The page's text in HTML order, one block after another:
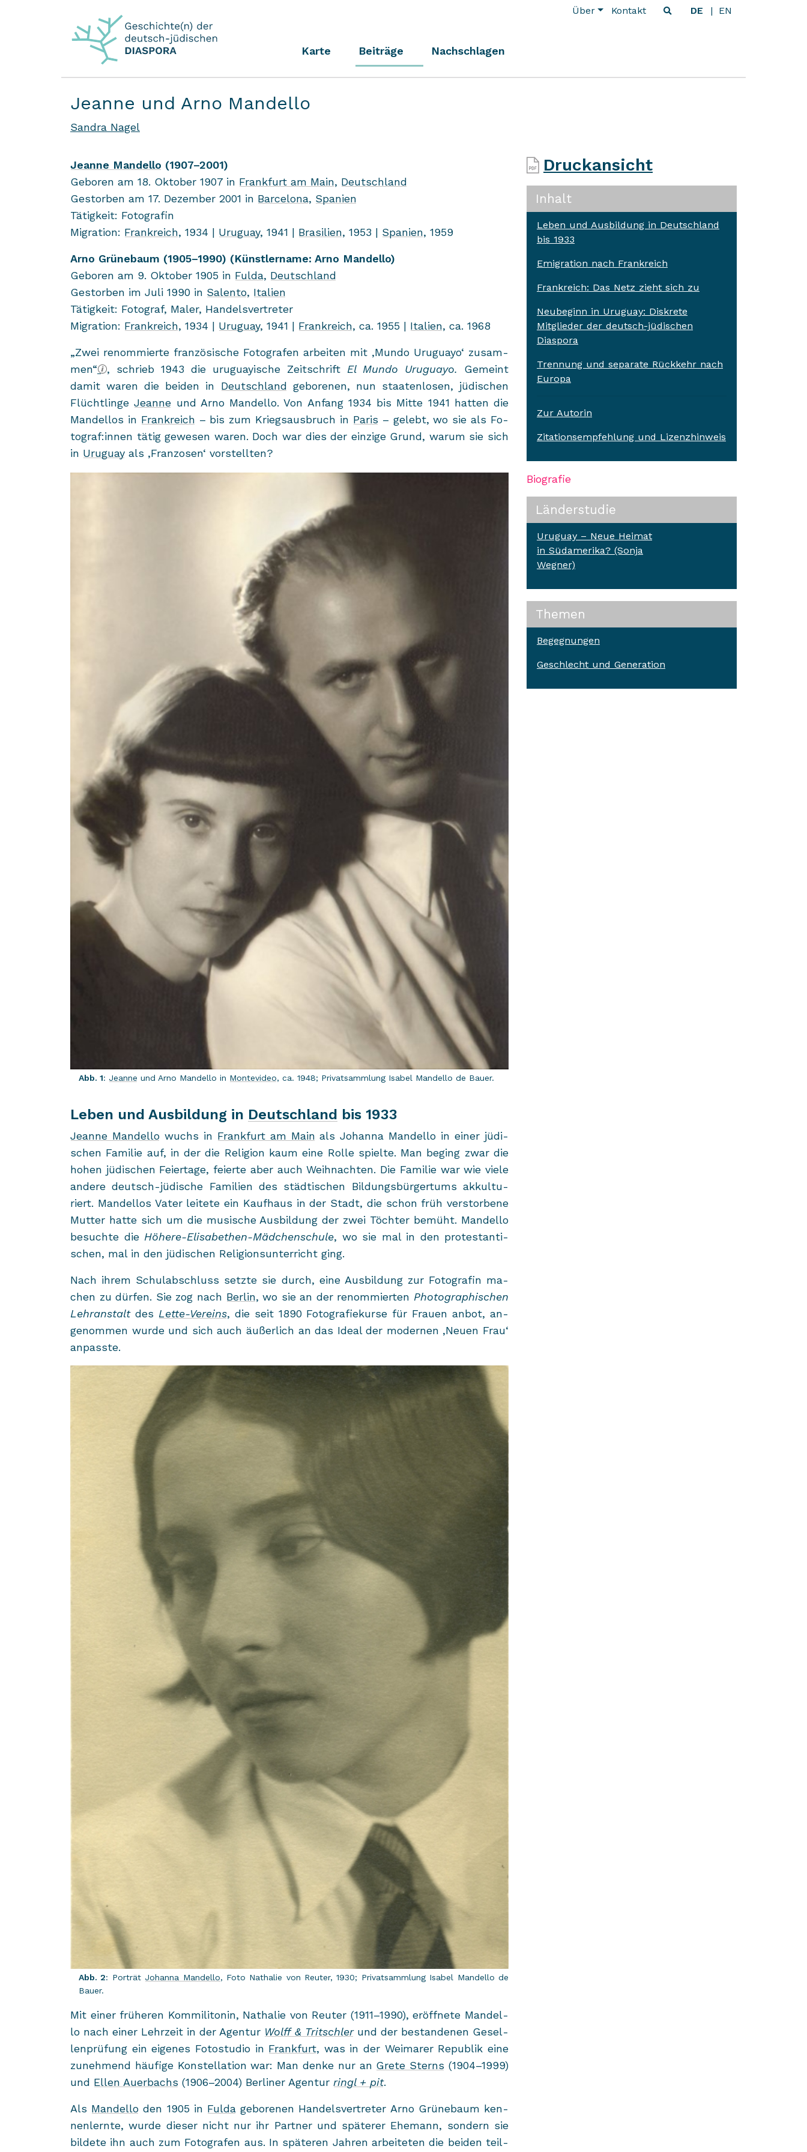
Über Kontakt DE EN
Karte Beiträge Nachschlagen
Jeanne und Arno Mandello
Sandra Nagel
Jean­ne Man­del­lo (1907–2001)
Ge­bo­ren am 18. Ok­to­ber 1907 in Frank­furt am Main, Deutsch­land
Ge­stor­ben am 17. De­zem­ber 2001 in Bar­ce­lo­na, Spa­ni­en
Tä­tig­keit: Fo­to­gra­fin
Mi­gra­ti­on: Frank­reich, 1934 | Uru­gu­ay, 1941 | Bra­si­li­en, 1953 | Spa­ni­en, 1959
Arno Grü­ne­baum (1905–1990) (Künst­ler­na­me: Arno Man­del­lo)
Ge­bo­ren am 9. Ok­to­ber 1905 in Fulda, Deutsch­land
Ge­stor­ben im Juli 1990 in Sa­len­to, Ita­li­en
Tä­tig­keit: Fo­to­graf, Maler, Han­dels­ver­tre­ter
Mi­gra­ti­on: Frank­reich, 1934 | Uru­gu­ay, 1941 | Frank­reich, ca. 1955 | Ita­li­en, ca. 1968
„Zwei re­nom­mier­te fran­zö­si­sche Fo­to­gra­fen ar­bei­ten mit ‚Mundo Uru­gu­ayo‘ zu­sam­
men“
, schrieb 1943 die uru­gu­ay­ische Zeit­schrift El Mundo Uru­gu­ayo. Ge­meint
damit waren die bei­den in Deutsch­land ge­bo­re­nen, nun staa­ten­lo­sen, jü­di­schen
Flücht­lin­geJean­ne und Arno Man­del­lo. Von An­fang 1934 bis Mitte 1941 hat­ten die
Man­del­los in Frank­reich – bis zum Kriegs­aus­bruch in Paris – ge­lebt, wo sie als Fo­
to­graf:innen tätig ge­we­sen waren. Doch war dies der ein­zi­ge Grund, warum sie sich
in Uru­gu­ay als ,Fran­zo­sen‘ vor­stell­ten?
Abb. 1: Jean­ne und Arno Man­del­lo in Mon­te­vi­deo, ca. 1948; Pri­vat­samm­lung Isa­bel Man­del­lo de Bauer.
Leben und Ausbildung in Deutschland bis 1933
Jean­ne Man­del­lowuchs in Frank­furt am Main als Jo­han­na Man­del­lo in einer jü­di­
schen Fa­mi­lie auf, in der die Re­li­gi­on kaum eine Rolle spiel­te. Man be­ging zwar die
hohen jü­di­schen Fei­er­ta­ge, fei­er­te aber auch Weih­nach­ten. Die Fa­mi­lie war wie viele
an­de­re deutsch-​jüdische Fa­mi­li­en des städ­ti­schen Bil­dungs­bür­ger­tums ak­kul­tu­
riert. Man­del­los Vater lei­te­te ein Kauf­haus in der Stadt, die schon früh ver­stor­be­ne
Mut­ter hatte sich um die mu­si­sche Aus­bil­dung der zwei Töch­ter be­müht. Man­del­lo
be­such­te die Höhere-​Elisabethen-Mädchenschule, wo sie mal in den pro­tes­tan­ti­
schen, mal in den jü­di­schen Re­li­gi­ons­un­ter­richt ging.
Nach ihrem Schul­ab­schluss setz­te sie durch, eine Aus­bil­dung zur Fo­to­gra­fin ma­
chen zu dür­fen. Sie zog nach Ber­lin, wo sie an der re­nom­mier­ten Pho­to­gra­phi­schen
Lehr­an­staltdes Lette-​Vereins, die seit 1890 Fo­to­gra­fie­kur­se für Frau­en anbot, an­
ge­nom­men wurde und sich auch äu­ßer­lich an das Ideal der mo­der­nen ,Neuen Frau‘
an­pass­te.
Abb. 2: Por­trät Jo­han­na Man­del­lo, Foto Na­tha­lie von Reu­ter, 1930; Pri­vat­samm­lung Isa­bel Man­del­lo de
Bauer.
Mit einer frü­he­ren Kom­mi­li­to­nin, Na­tha­lie von Reu­ter (1911–1990), er­öff­ne­te Man­del­
lo nach einer Lehr­zeit in der Agen­tur Wolff & Trit­sch­lerund der be­stan­de­nen Ge­sel­
len­prü­fung ein ei­ge­nes Fo­to­stu­dio in Frank­furt, was in der Wei­ma­rer Re­pu­blik eine
zu­neh­mend häu­fi­ge Kon­stel­la­ti­on war: Man denke nur an Grete Sterns (1904–1999)
und Ellen Au­er­bachs (1906–2004) Ber­li­ner Agen­tur ringl + pit.
Als Man­del­lo den 1905 in Fulda ge­bo­re­nen Han­dels­ver­tre­ter Arno Grü­ne­baum ken­
nen­lern­te, wurde die­ser nicht nur ihr Part­ner und spä­te­rer Ehe­mann, son­dern sie
bil­de­te ihn auch zum Fo­to­gra­fen aus. In spä­te­ren Jah­ren ar­bei­te­ten die bei­den teil­
Druckansicht
Inhalt
Leben und Ausbildung in Deutschland
bis 1933
Emigration nach Frankreich
Frankreich: Das Netz zieht sich zu
Neubeginn in Uruguay: Diskrete
Mitglieder der deutsch-jüdischen
Diaspora
Trennung und separate Rückkehr nach
Europa
Zur Autorin
Zitationsempfehlung und Lizenzhinweis
Biografie
Länderstudie
Uruguay – Neue Heimat
in Südamerika? (Sonja
Wegner)
Themen
Begegnungen
Geschlecht und Generation